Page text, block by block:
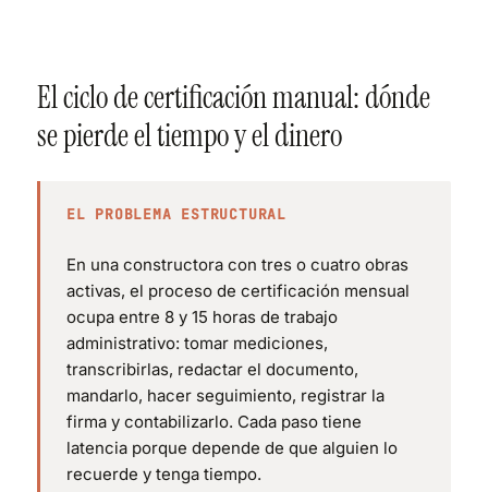
El ciclo de certificación manual: dónde
se pierde el tiempo y el dinero
EL PROBLEMA ESTRUCTURAL
En una constructora con tres o cuatro obras
activas, el proceso de certificación mensual
ocupa entre 8 y 15 horas de trabajo
administrativo: tomar mediciones,
transcribirlas, redactar el documento,
mandarlo, hacer seguimiento, registrar la
firma y contabilizarlo. Cada paso tiene
latencia porque depende de que alguien lo
recuerde y tenga tiempo.